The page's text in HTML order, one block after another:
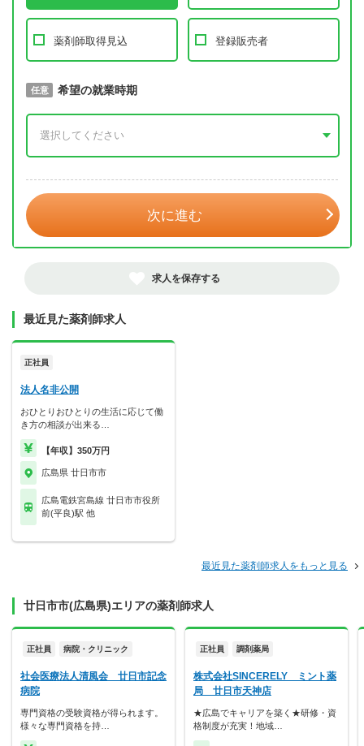
薬剤師取得見込 登録販売者
必須 取得予定年
任意 希望の就業時期
次に進む
求人を保存する
最近見た薬剤師求人
正社員
法人名非公開
おひとりおひとりの生活に応じて働
き方の相談が出来る…
【年収】350万円
広島県 廿日市市
広島電鉄宮島線 廿日市市役所
前(平良)駅 他
最近見た薬剤師求人をもっと見る
廿日市市(広島県)エリアの薬剤師求人
正社員 病院・クリニック
社会医療法人清風会 廿日市記念
病院
専門資格の受験資格が得られます。
様々な専門資格を持…
正社員 調剤薬局
株式会社SINCERELY ミント薬
局 廿日市天神店
★広島でキャリアを築く★研修・資
格制度が充実！地域…